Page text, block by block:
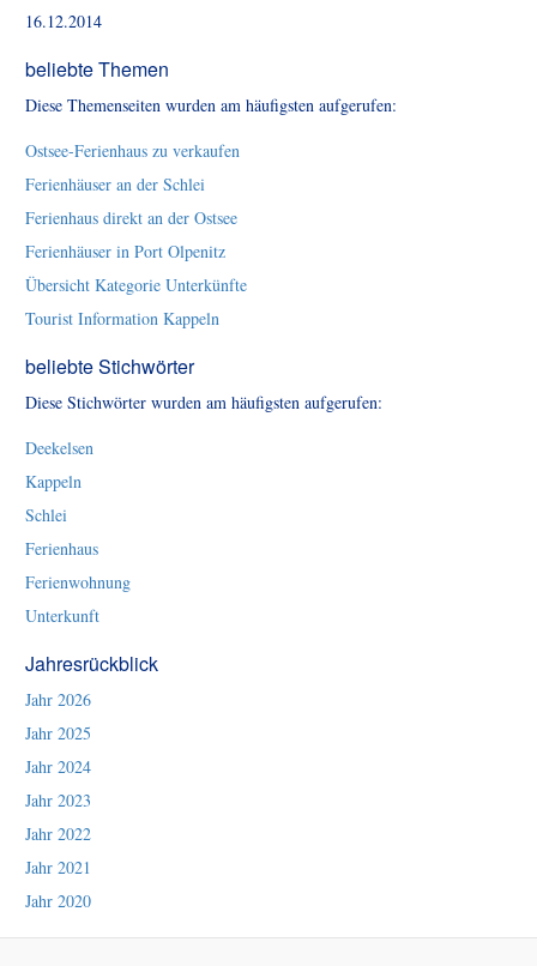
16.12.2014
beliebte Themen
Diese Themenseiten wurden am häufigsten aufgerufen:
Ostsee-Ferienhaus zu verkaufen
Ferienhäuser an der Schlei
Ferienhaus direkt an der Ostsee
Ferienhäuser in Port Olpenitz
Übersicht Kategorie Unterkünfte
Tourist Information Kappeln
beliebte Stichwörter
Diese Stichwörter wurden am häufigsten aufgerufen:
Deekelsen
Kappeln
Schlei
Ferienhaus
Ferienwohnung
Unterkunft
Jahresrückblick
Jahr 2026
Jahr 2025
Jahr 2024
Jahr 2023
Jahr 2022
Jahr 2021
Jahr 2020